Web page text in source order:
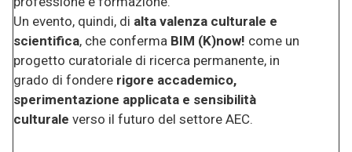
Un evento, quindi, di alta valenza culturale e
scientifica, che conferma BIM (K)now! come un
progetto curatoriale di ricerca permanente, in
grado di fondere rigore accademico,
sperimentazione applicata e sensibilità
culturale verso il futuro del settore AEC.